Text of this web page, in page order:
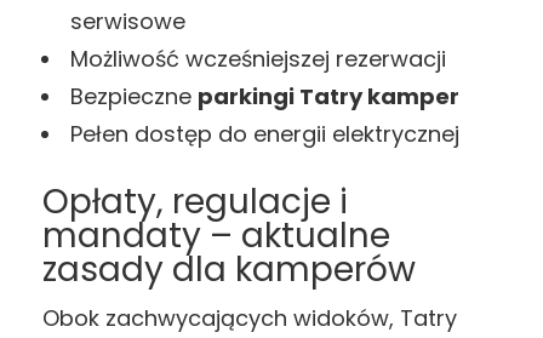
serwisowe
Możliwość wcześniejszej rezerwacji
Bezpieczne parkingi Tatry kamper
Pełen dostęp do energii elektrycznej
Opłaty, regulacje i
mandaty – aktualne
zasady dla kamperów
Obok zachwycających widoków, Tatry